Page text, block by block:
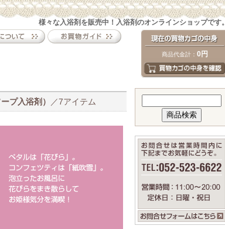
様々な入浴剤を販売中！入浴剤のオンラインショップです。
商品代金計： 0円
プ入浴剤） ／7アイテム